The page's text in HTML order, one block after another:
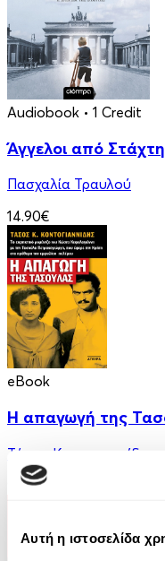
Αυτή η ιστοσελίδα
Audiobook • 1 Credit
Άγγελοι από Στάχτη
Πασχαλία Τραυλού
14.90€
eBook
Η απαγωγή της
Τάσος Κοντογιαννίδης
9.99€